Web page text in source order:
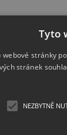
or
channels
Tyto
webové stránky
stránek
NEZBYTNĚ